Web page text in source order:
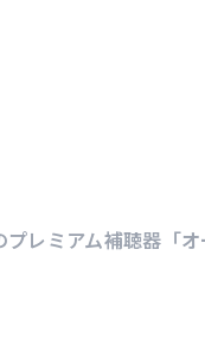
プレミアム補聴器「